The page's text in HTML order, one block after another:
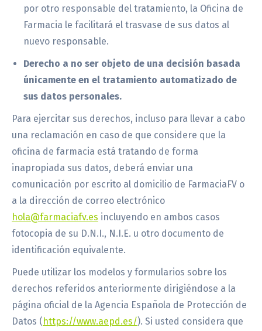
por otro responsable del tratamiento, la Oficina de
Farmacia le facilitará el trasvase de sus datos al
nuevo responsable.
Derecho a no ser objeto de una decisión basada
únicamente en el tratamiento automatizado de
sus datos personales.
Para ejercitar sus derechos, incluso para llevar a cabo
una reclamación en caso de que considere que la
oficina de farmacia está tratando de forma
inapropiada sus datos, deberá enviar una
comunicación por escrito al domicilio de FarmaciaFV o
a la dirección de correo electrónico
hola@farmaciafv.es incluyendo en ambos casos
fotocopia de su D.N.I., N.I.E. u otro documento de
identificación equivalente.
Puede utilizar los modelos y formularios sobre los
derechos referidos anteriormente dirigiéndose a la
página oficial de la Agencia Española de Protección de
Datos (https://www.aepd.es/). Si usted considera que